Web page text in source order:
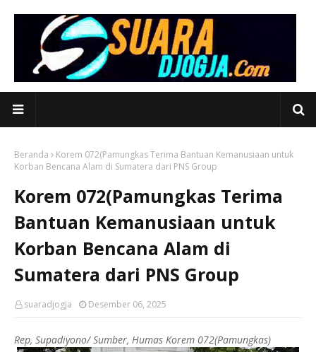
Beranda
Korem 072(Pamungkas Terima Bantuan Kemanusiaan untuk
Korban Bencana Alam di Sumatera dari PNS Group
Korem 072(Pamungkas Terima
Bantuan Kemanusiaan untuk
Korban Bencana Alam di
Sumatera dari PNS Group
suaradjogja Desember 06, 2025
Rep, Supadiyono/ Sumber, Humas Korem 072(Pamungkas)